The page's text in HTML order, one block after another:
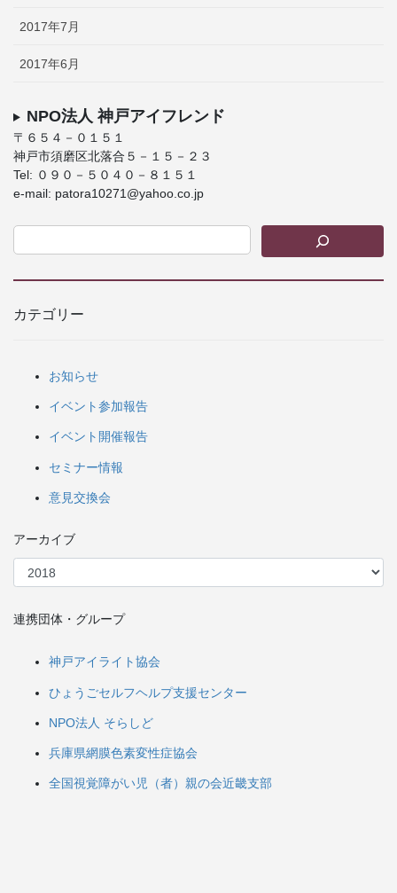
2017年7月
2017年6月
NPO法人 神戸アイフレンド
〒６５４－０１５１
神戸市須磨区北落合５－１５－２３
Tel: ０９０－５０４０－８１５１
e-mail: patora10271@yahoo.co.jp
カテゴリー
お知らせ
イベント参加報告
イベント開催報告
セミナー情報
意見交換会
アーカイブ
連携団体・グループ
神戸アイライト協会
ひょうごセルフヘルプ支援センター
NPO法人 そらしど
兵庫県網膜色素変性症協会
全国視覚障がい児（者）親の会近畿支部